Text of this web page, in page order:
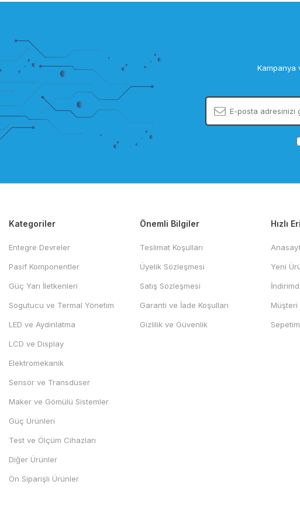
Kampanya
Kategoriler
Entegre Devreler
Pasif Komponentler
Güç Yarı İletkenleri
Sogutucu ve Termal Yönetim
LED ve Aydınlatma
LCD ve Display
Elektromekanik
Sensör ve Transdüser
Maker ve Gömülü Sistemler
Güç Ürünleri
Test ve Ölçüm Cihazları
Diğer Ürünler
Ön Siparişli Ürünler
Önemli Bilgiler
Teslimat Koşulları
Üyelik Sözleşmesi
Satış Sözleşmesi
Garanti ve İade Koşulları
Gizlilik ve Güvenlik
Hızlı
Yeni
Müşteri
Sepetim